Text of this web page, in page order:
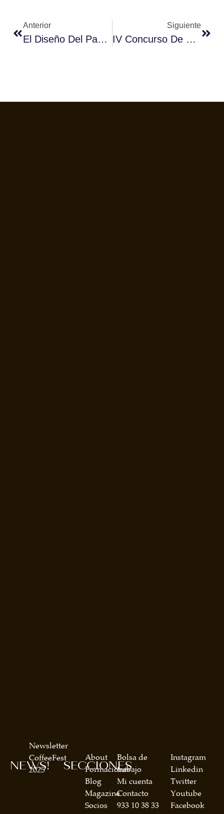
Anterior
El Diseño Del Packaging De Las Cápsulas Compostables Para Cafés Baqué Ha Recibido El Premio Latampack 2019 Al Mejor Packaging Ecofriendly
Siguiente
IV Concurso De Fotografía Fórum Café
SECCIONES
About
Formaciones
Blog
Magazine
Socios
Bolsa de
trabajo
Mi cuenta
Contacto
933 10 38 33
NEWS!
Newsletter
CoffeeFest
2025
Instagram
Linkedin
Twitter
Youtube
Facebook